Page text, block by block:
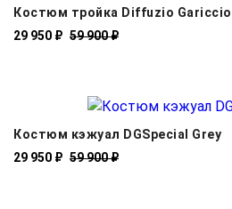
Костюм тройка Diffuzio Gariccio
29 950 ₽ 59 900 ₽
Костюм кэжуал DGSpecial Grey
29 950 ₽ 59 900 ₽